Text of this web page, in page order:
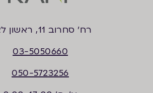
רח’ סחרוב 11, ראשון לציון
03-5050660
050-5723256